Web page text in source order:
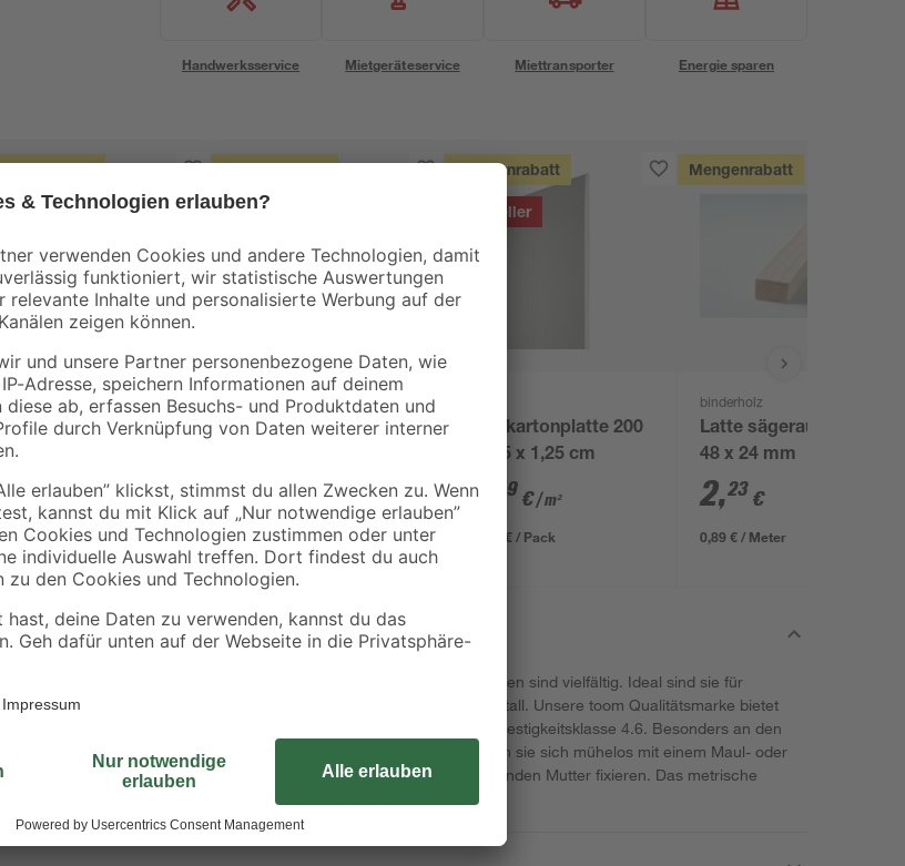
Handwerksservice Mietgeräteservice Miettransporter Energie sparen
binderholz
Rahmen sägerau
2000 x 58 x 38 mm
3, 98 €
1,99 € / Meter
Kronospan
OSB3-Verlegeplatte
ungeschliffen 1690 x
634 x 15 mm
7,59 €/ m²
8,12 € / Pack
Mengenrabatt
Bestseller
Gipskartonplatte 200
x 125 x 1,25 cm
4 49 €/ m²
11,23 € / Pack
Mengenrabatt
binderholz
Latte sägerau 2500 x
48 x 24 mm
2,23 €
0,89 € / Meter
Die Anwendungsbereiche für Sechskantschrauben sind vielfältig. Ideal sind sie für
schwere Konstruktionen aus Holz oder auch Metall. Unsere toom Qualitätsmarke bietet
Sechskantschrauben aus verzinktem Stahl der Festigkeitsklasse 4.6. Besonders an den
unzugänglichen Stellen einer Konstruktion lassen sie sich mühelos mit einem Maul- oder
Ringschlüssel eindrehen und mittels einer passenden Mutter fixieren. Das metrische
Teilgewinde sorgt für zusätzliche Stabilität.